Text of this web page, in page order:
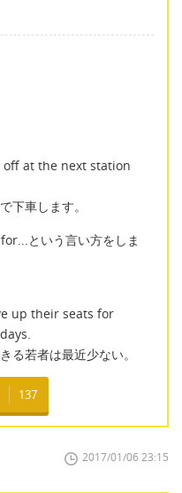
off at the next station
下車します。
という言い方をしま
up their seats for
る若者は最近少ない。
137
2017/01/06 23:15